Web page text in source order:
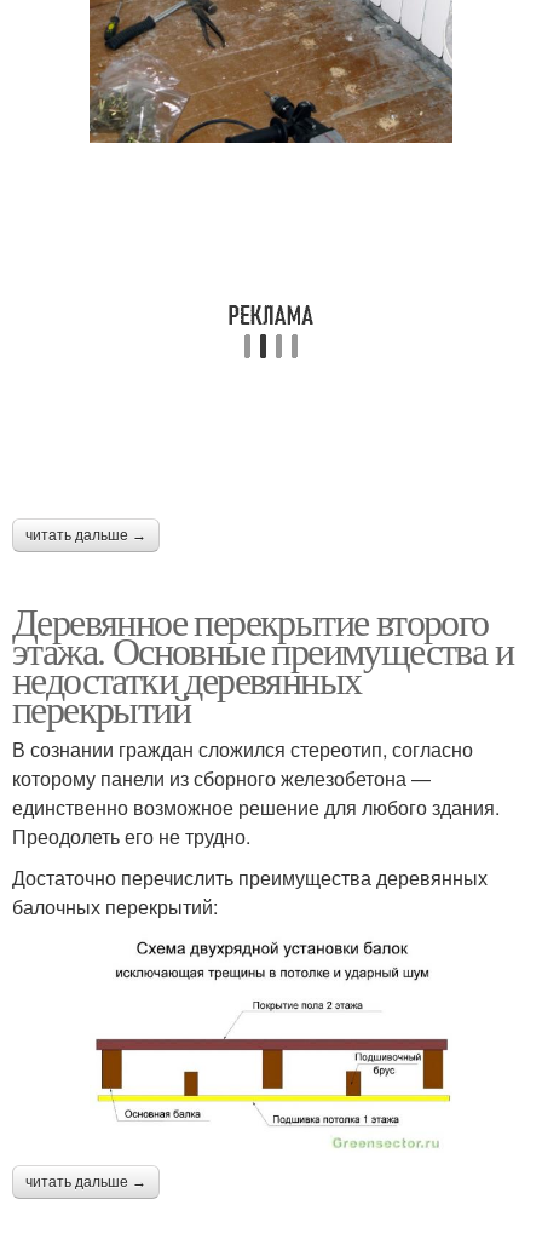
читать дальше →
Деревянное перекрытие второго
этажа. Основные преимущества и
недостатки деревянных
перекрытий
В сознании граждан сложился стереотип, согласно
которому панели из сборного железобетона —
единственно возможное решение для любого здания.
Преодолеть его не трудно.
Достаточно перечислить преимущества деревянных
балочных перекрытий:
читать дальше →